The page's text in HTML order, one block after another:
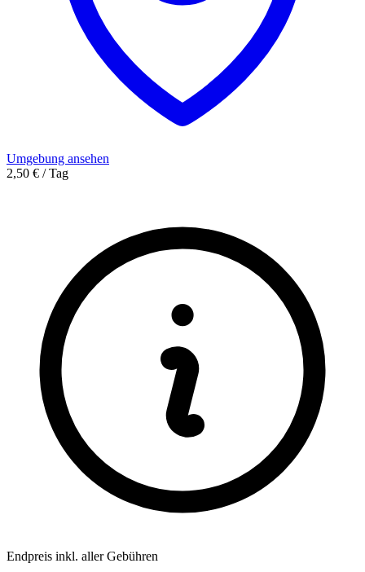
Umgebung ansehen
2,50 € / Tag
Endpreis inkl. aller Gebühren